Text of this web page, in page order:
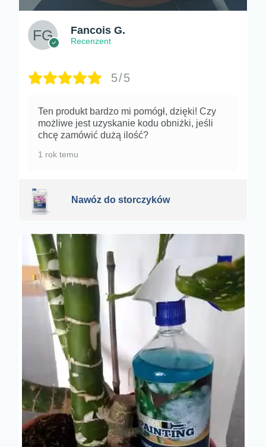
Fancois G.
Recenzent
5/5
Ten produkt bardzo mi pomógł, dzięki! Czy
możliwe jest uzyskanie kodu obniżki, jeśli
chcę zamówić dużą ilość?
1 rok temu
Nawóz do storczyków